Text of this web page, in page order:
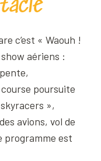
c’est « Waouh !
aériens :
poursuite
»,
avions, vol de
programme est